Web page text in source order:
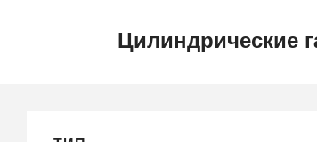
Цилиндрические